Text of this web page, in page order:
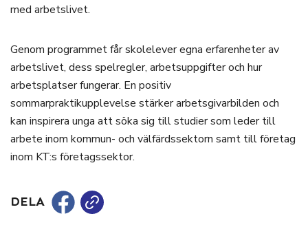
med arbetslivet.
Genom programmet får skolelever egna erfarenheter av
arbetslivet, dess spelregler, arbetsuppgifter och hur
arbetsplatser fungerar. En positiv
sommarpraktikupplevelse stärker arbetsgivarbilden och
kan inspirera unga att söka sig till studier som leder till
arbete inom kommun- och välfärdssektorn samt till företag
inom KT:s företagssektor.
DELA